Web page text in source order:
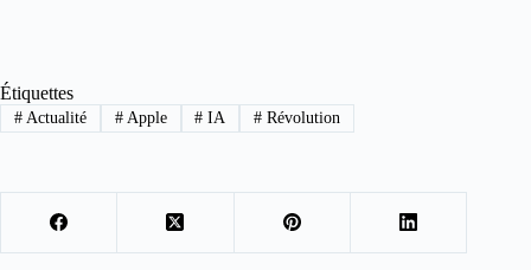
Étiquettes
#Actualité #Apple # IA # Révolution